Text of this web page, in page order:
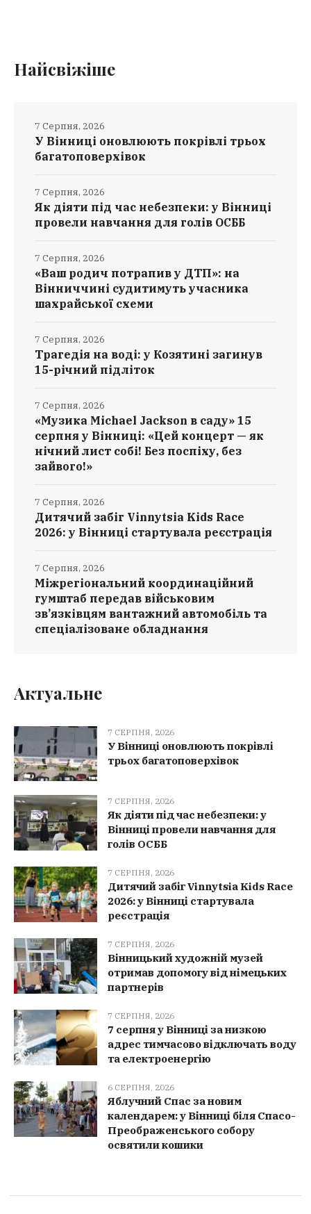
Найсвіжіше
У Вінниці оновлюють покрівлі трьох
багатоповерхівок
7 Серпня, 2026
Як діяти під час небезпеки: у Вінниці
провели навчання для голів ОСББ
7 Серпня, 2026
«Ваш родич потрапив у ДТП»: на
Вінниччині судитимуть учасника
шахрайської схеми
7 Серпня, 2026
Трагедія на воді: у Козятині загинув
15-річний підліток
7 Серпня, 2026
«Музика Michael Jackson в саду» 15
серпня у Вінниці: «Цей концерт — як
нічний лист собі! Без поспіху, без
зайвого!»
7 Серпня, 2026
Дитячий забіг Vinnytsia Kids Race
2026: у Вінниці стартувала реєстрація
7 Серпня, 2026
Міжрегіональний координаційний
гумштаб передав військовим
зв’язківцям вантажний автомобіль та
спеціалізоване обладнання
7 Серпня, 2026
Актуальне
7 СЕРПНЯ, 2026
У Вінниці оновлюють покрівлі
трьох багатоповерхівок
7 СЕРПНЯ, 2026
Як діяти під час небезпеки: у
Вінниці провели навчання для
голів ОСББ
7 СЕРПНЯ, 2026
Дитячий забіг Vinnytsia Kids Race
2026: у Вінниці стартувала
реєстрація
7 СЕРПНЯ, 2026
Вінницький художній музей
отримав допомогу від німецьких
партнерів
7 СЕРПНЯ, 2026
7 серпня у Вінниці за низкою
адрес тимчасово відключать воду
та електроенергію
6 СЕРПНЯ, 2026
Яблучний Спас за новим
календарем: у Вінниці біля Спасо-
Преображенського собору
освятили кошики